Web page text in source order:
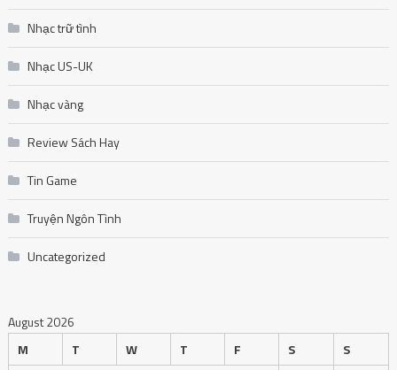
Nhạc trữ tình
Nhạc US-UK
Nhạc vàng
Review Sách Hay
Tin Game
Truyện Ngôn Tình
Uncategorized
August 2026
M
T W T F S
S